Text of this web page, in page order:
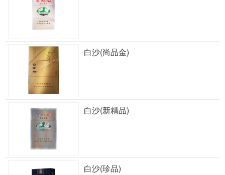
白沙(尚品金)
白沙(新精品)
白沙(珍品)